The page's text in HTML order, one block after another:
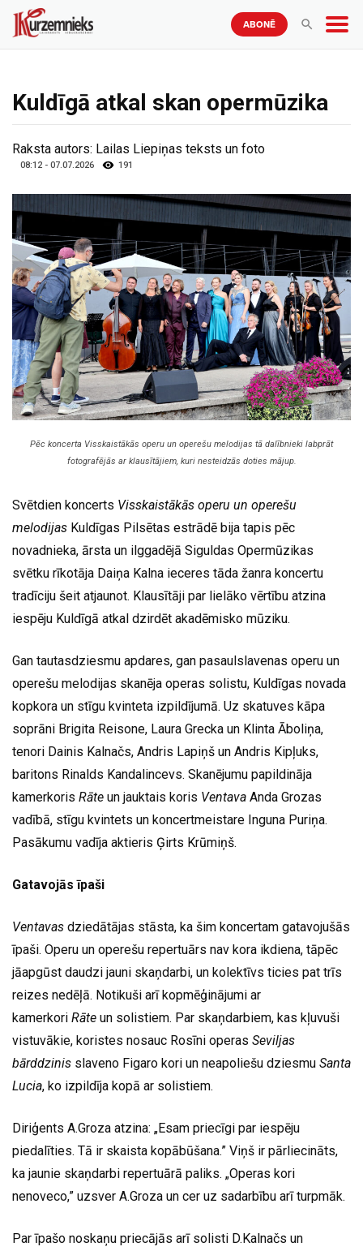
ABONĒ
Kuldīgā atkal skan opermūzika
Raksta autors: Lailas Liepiņas teksts un foto
08:12 - 07.07.2026 191
Pēc koncerta Visskaistākās operu un operešu melodijas tā dalībnieki labprāt
fotografējās ar klausītājiem, kuri nesteidzās doties mājup.
Svētdien koncerts Visskaistākās operu un operešu
melodijas Kuldīgas Pilsētas estrādē bija tapis pēc
novadnieka, ārsta un ilggadējā Siguldas Opermūzikas
svētku rīkotāja Daiņa Kalna ieceres tāda žanra koncertu
tradīciju šeit atjaunot. Klausītāji par lielāko vērtību atzina
iespēju Kuldīgā atkal dzirdēt akadēmisko mūziku.
Gan tautasdziesmu apdares, gan pasaulslavenas operu un
operešu melodijas skanēja operas solistu, Kuldīgas novada
kopkora un stīgu kvinteta izpildījumā. Uz skatuves kāpa
soprāni Brigita Reisone, Laura Grecka un Klinta Āboliņa,
tenori Dainis Kalnačs, Andris Lapiņš un Andris Kipļuks,
baritons Rinalds Kandalincevs. Skanējumu papildināja
kamerkoris Rāte un jauktais koris Ventava Anda Grozas
vadībā, stīgu kvintets un koncertmeistare Inguna Puriņa.
Pasākumu vadīja aktieris Ģirts Krūmiņš.
Gatavojās īpaši
Ventavas dziedātājas stāsta, ka šim koncertam gatavojušās
īpaši. Operu un operešu repertuārs nav kora ikdiena, tāpēc
jāapgūst daudzi jauni skaņdarbi, un kolektīvs ticies pat trīs
reizes nedēļā. Notikuši arī kopmēģinājumi ar
kamerkori Rāte un solistiem. Par skaņdarbiem, kas kļuvuši
vistuvākie, koristes nosauc Rosīni operas Seviljas
bārddzinis slaveno Figaro kori un neapoliešu dziesmu Santa
Lucia, ko izpildīja kopā ar solistiem.
Diriģents A.Groza atzina: „Esam priecīgi par iespēju
piedalīties. Tā ir skaista kopābūšana.” Viņš ir pārliecināts,
ka jaunie skaņdarbi repertuārā paliks. „Operas kori
nenoveco,” uzsver A.Groza un cer uz sadarbību arī turpmāk.
Par īpašo noskaņu priecājās arī solisti D.Kalnačs un